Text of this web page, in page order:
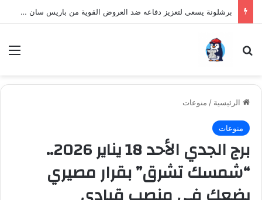
برشلونة يسعى لتعزيز دفاعه ضد العروض القوية من باريس سان جيرمان لنجم الأرجنتين
بحث عن
الرئيسية / منوعات
منوعات
برج الجدي الأحد 18 يناير 2026..
“شمسك تشرق” بقرار مصيري